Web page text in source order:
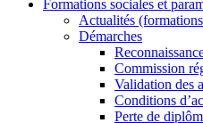
Formations sociales et
Actualités
Démarches
Commission
Validation des
Conditions
Perte de